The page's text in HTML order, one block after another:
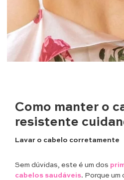
Como manter o
resistente
Lavar o cabelo corretamente
Sem dúvidas, este é um dos
cabelos saudáveis. Porque um